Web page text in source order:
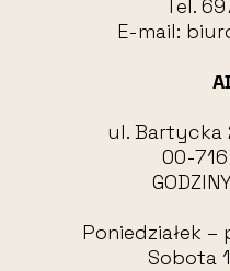
Tel.
E-mail:
ul. Bartycka
00-
Poniedziałek –
Sobota